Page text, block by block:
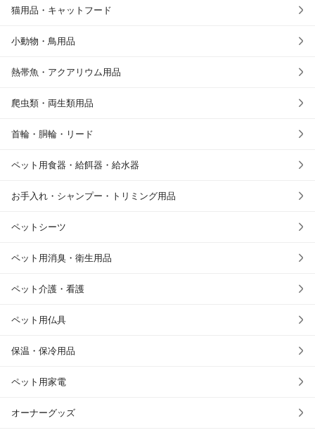
猫用品・キャットフード
小動物・鳥用品
熱帯魚・アクアリウム用品
爬虫類・両生類用品
首輪・胴輪・リード
ペット用食器・給餌器・給水器
お手入れ・シャンプー・トリミング用品
ペットシーツ
ペット用消臭・衛生用品
ペット介護・看護
ペット用仏具
保温・保冷用品
ペット用家電
オーナーグッズ